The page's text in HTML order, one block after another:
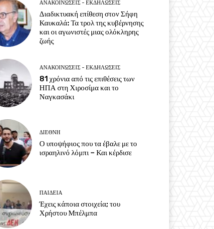
ΑΝΑΚΟΙΝΩΣΕΙΣ - ΕΚΔΗΛΩΣΕΙΣ
Διαδικτυακή επίθεση στον Σήφη
Καυκαλά: Τα τρολ της κυβέρνησης
και οι αγωνιστές μιας ολόκληρης
ζωής
ΑΝΑΚΟΙΝΩΣΕΙΣ - ΕΚΔΗΛΩΣΕΙΣ
81 χρόνια από τις επιθέσεις των
ΗΠΑ στη Χιροσίμα και το
Ναγκασάκι
ΔΙΕΘΝΗ
Ο υποψήφιος που τα έβαλε με το
ισραηλινό λόμπι – Και κέρδισε
ΠΑΙΔΕΙΑ
Έχεις κάποια στοιχεία; του
Χρήστου Μπέλμπα